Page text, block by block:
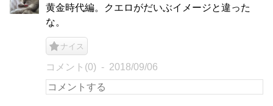
黄金時代編。クエロがだいぶイメージと違った
な。
ナイス
コメント(0) 2018/09/06